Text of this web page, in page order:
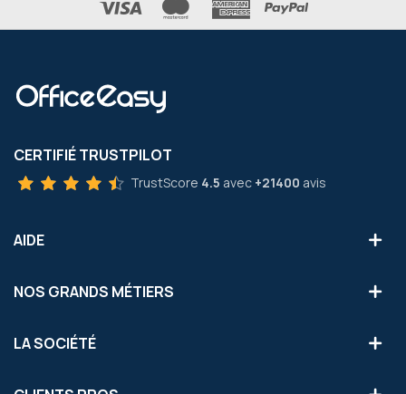
CERTIFIÉ TRUSTPILOT
TrustScore 4.5 avec +21400 avis
AIDE
NOS GRANDS MÉTIERS
LA SOCIÉTÉ